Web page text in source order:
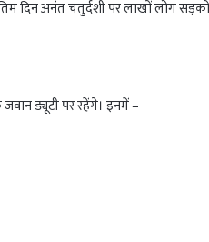
अनंत चतुर्दशी पर लाखों लोग सड़कों
ड्यूटी पर रहेंगे। इनमें –